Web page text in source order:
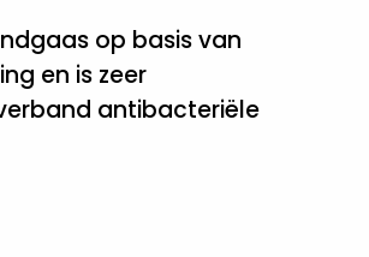
op basis van
en is zeer
antibacteriële